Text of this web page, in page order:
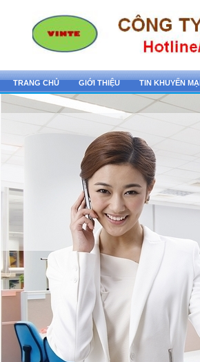
TRANG CHỦ GIỚI THIỆU TIN KHUYẾN MẠI